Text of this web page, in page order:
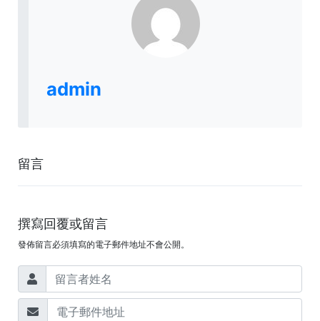
admin
留言
撰寫回覆或留言
發佈留言必須填寫的電子郵件地址不會公開。